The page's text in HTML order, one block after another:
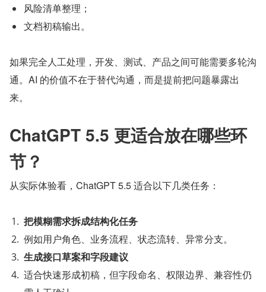
风险清单整理；
文档初稿输出。
如果完全人工处理，开发、测试、产品之间可能需要多轮沟
通。AI 的价值不在于替代沟通，而是提前把问题暴露出
来。
ChatGPT 5.5 更适合放在哪些环
节？
从实际体验看，ChatGPT 5.5 适合以下几类任务：
把模糊需求拆成结构化任务
例如用户角色、业务流程、状态流转、异常分支。
生成接口草案和字段建议
适合快速形成初稿，但字段命名、权限边界、兼容性仍